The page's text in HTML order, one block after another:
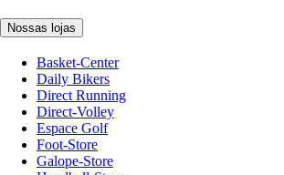
Nossas lojas
Basket-Center
Daily Bikers
Direct Running
Direct-Volley
Espace Golf
Foot-Store
Galope-Store